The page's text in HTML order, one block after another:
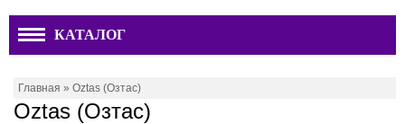
КАТАЛОГ
Главная » Oztas (Озтас)
Oztas (Озтас)